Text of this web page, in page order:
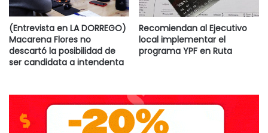
(Entrevista en LA DORREGO)
Macarena Flores no
descartó la posibilidad de
ser candidata a intendenta
Recomiendan al Ejecutivo
local implementar el
programa YPF en Ruta